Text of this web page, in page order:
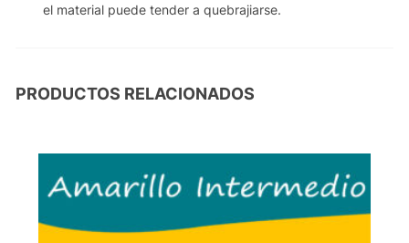
el material puede tender a quebrajiarse.
PRODUCTOS RELACIONADOS